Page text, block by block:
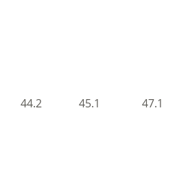
44.2 45.1 47.1